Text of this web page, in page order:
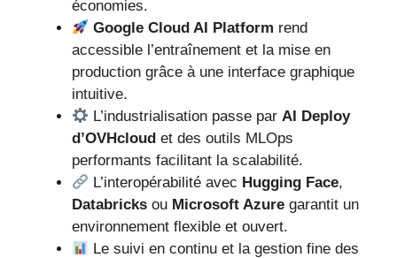
économies.
Google Cloud AI Platform rend
accessible l’entraînement et la mise en
production grâce à une interface graphique
intuitive.
L’industrialisation passe parAI Deploy
d’OVHcloud et des outils MLOps
performants facilitant la scalabilité.
L’interopérabilité avec Hugging Face,
Databricks ou Microsoft Azure garantit un
environnement flexible et ouvert.
Le suivi en continu et la gestion fine des